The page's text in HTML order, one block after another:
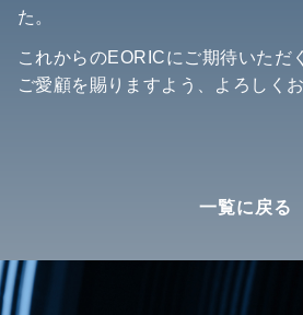
た。
これからのEORICにご期待いただ
ご愛顧を賜りますよう、よろしく
一覧に戻る